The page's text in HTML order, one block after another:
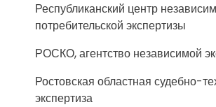
Республиканский центр
потребительской экспертизы
РОСКО, агентство независимой
Ростовская областная судебно-
экспертиза